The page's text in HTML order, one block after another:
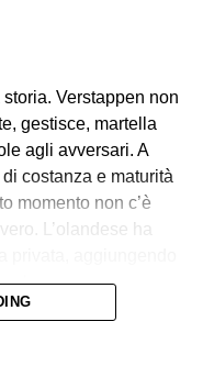
Verstappen non
gestisce, martella
agli avversari. A
costanza e maturità
momento non c’è
L’olandese ha
non conoscere